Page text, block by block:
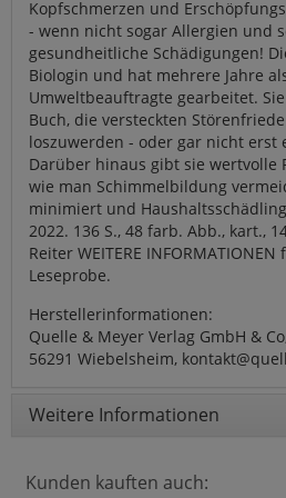
Kopfschmerzen und
- wenn nicht sogar Allergien und
gesundheitliche Schädigungen!
Biologin und hat mehrere Jahre
Umweltbeauftragte gearbeitet.
Buch, die versteckten
loszuwerden - oder gar nicht erst
Darüber hinaus gibt sie wertvolle
wie man Schimmelbildung
minimiert und
2022. 136 S., 48 farb. Abb., kart.,
Reiter WEITERE
Leseprobe.
Herstellerinformationen:
Quelle & Meyer Verlag GmbH &
56291 Wiebelsheim,
Weitere Informationen
Kunden kauften auch: